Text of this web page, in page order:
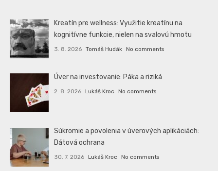
Kreatín pre wellness: Využitie kreatínu na
kognitívne funkcie, nielen na svalovú hmotu
3. 8. 2026 Tomáš Hudák No comments
Úver na investovanie: Páka a riziká
2. 8. 2026 Lukáš Kroc No comments
Súkromie a povolenia v úverových aplikáciách:
Dátová ochrana
30. 7. 2026 Lukáš Kroc No comments